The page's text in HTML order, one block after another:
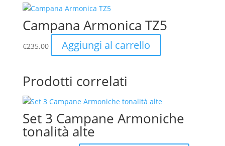
era:
è:
Campana Armonica TZ5
€235.00 Aggiungi al carrello
Prodotti correlati
Set 3 Campane Armoniche
tonalità alte